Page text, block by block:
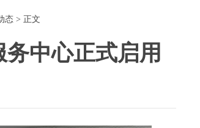
态 > 正文
中心正式启用